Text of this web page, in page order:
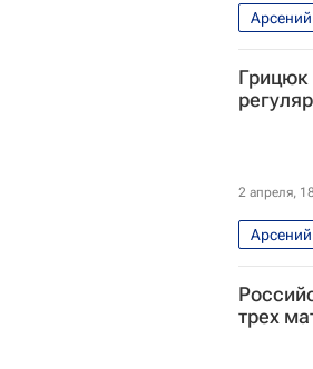
Павел
СКА
Грицюк
2 апреля,
трех